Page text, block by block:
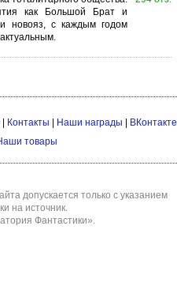
как Большой Брат и
новояз, с каждым годом
| Контакты Наши награды
ВКонтакте
товары
допускается только с указанием
на источник.
Фантастики».